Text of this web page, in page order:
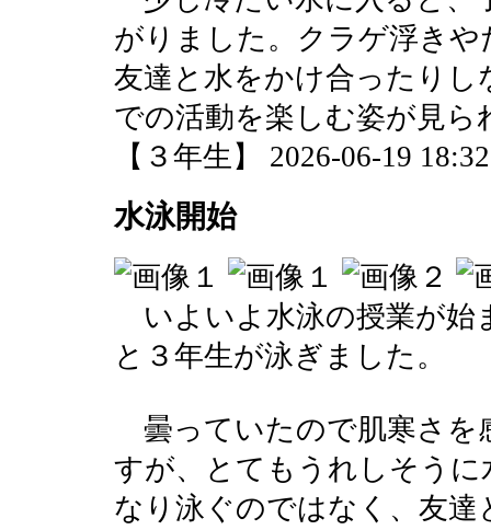
がりました。クラゲ浮き
友達と水をかけ合ったり
での活動を楽しむ姿が見ら
【３年生】 2026-06-19
水泳開始
いよいよ水泳の授業が始
と３年生が泳ぎました。
曇っていたので肌寒さを
すが、とてもうれしそう
なり泳ぐのではなく、友